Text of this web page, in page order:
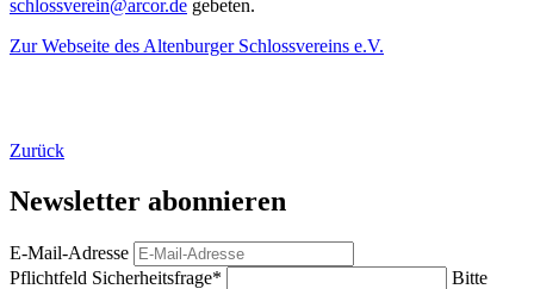
schlossverein@arcor.de gebeten.
Zur Webseite des Altenburger Schlossvereins e.V.
Zurück
Newsletter abonnieren
E-Mail-Adresse
Pflichtfeld Sicherheitsfrage*
Bitte